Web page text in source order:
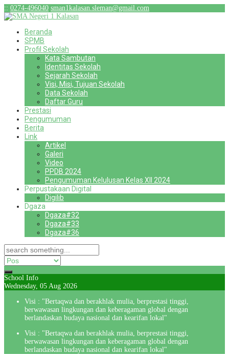
:: 0274-496040 sman1kalasan.sleman@gmail.com
Beranda
SPMB
Profil Sekolah
Kata Sambutan
Identitas Sekolah
Sejarah Sekolah
Visi, Misi, Tujuan Sekolah
Data Sekolah
Daftar Guru
Prestasi
Pengumuman
Berita
Link
Artikel
Galeri
Video
PPDB 2024
Pengumuman Kelulusan Kelas XII 2024
Perpustakaan Digital
Digilib
Dgaza
Dgaza#32
Dgaza#33
Dgaza#36
School Info
Wednesday, 05 Aug 2026
Visi : "Bertaqwa dan berakhlak mulia, berprestasi tinggi,
berwawasan lingkungan dan keberagaman global dengan
berlandaskan budaya nasional dan kearifan lokal"
Visi : "Bertaqwa dan berakhlak mulia, berprestasi tinggi,
berwawasan lingkungan dan keberagaman global dengan
berlandaskan budaya nasional dan kearifan lokal"